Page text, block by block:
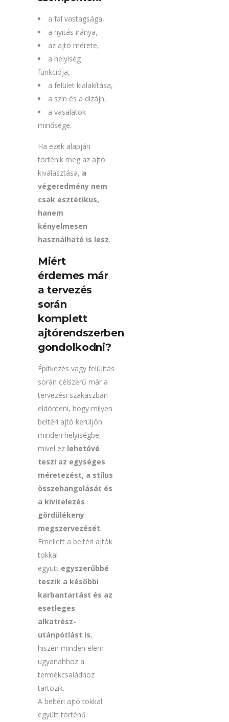
a fal vastagsága,
a nyitás iránya,
az ajtó mérete,
a helyiség
funkciója,
a felület kialakítása,
a szín és a dizájn,
a vasalatok
minősége.
Ha ezek alapján
történik meg az ajtó
kiválasztása, a
végeredmény nem
csak esztétikus,
hanem
kényelmesen
használható is lesz.
Miért
érdemes már
a tervezés
során
komplett
ajtórendszerben
gondolkodni?
Építkezés vagy felújítás
során célszerű már a
tervezési szakaszban
eldönteni, hogy milyen
beltéri ajtó kerüljön
minden helyiségbe,
mivel ez lehetővé
teszi az egységes
méretezést, a stílus
összehangolását és
a kivitelezés
gördülékeny
megszervezését.
Emellett a beltéri ajtók
tokkal
együtt egyszerűbbé
teszik a későbbi
karbantartást és az
esetleges
alkatrész-
utánpótlást is,
hiszen minden elem
ugyanahhoz a
termékcsaládhoz
tartozik.
A beltéri ajtó tokkal
együtt történő